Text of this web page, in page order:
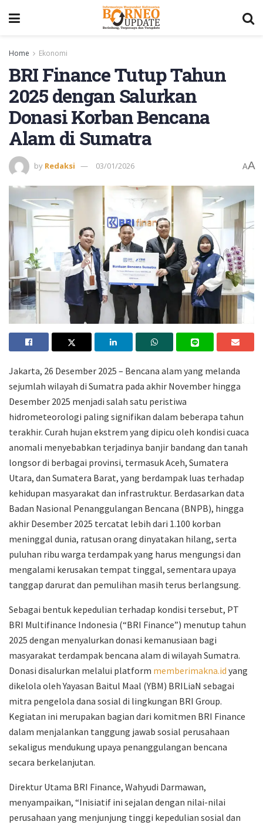
Home Ekonomi
BRI Finance Tutup Tahun
2025 dengan Salurkan
Donasi Korban Bencana
Alam di Sumatra
by Redaksi 03/01/2026 AA
Jakarta, 26 Desember 2025 – Bencana alam yang melanda
sejumlah wilayah di Sumatra pada akhir November hingga
Desember 2025 menjadi salah satu peristiwa
hidrometeorologi paling signifikan dalam beberapa tahun
terakhir. Curah hujan ekstrem yang dipicu oleh kondisi cuaca
anomali menyebabkan terjadinya banjir bandang dan tanah
longsor di berbagai provinsi, termasuk Aceh, Sumatera
Utara, dan Sumatera Barat, yang berdampak luas terhadap
kehidupan masyarakat dan infrastruktur. Berdasarkan data
Badan Nasional Penanggulangan Bencana (BNPB), hingga
akhir Desember 2025 tercatat lebih dari 1.100 korban
meninggal dunia, ratusan orang dinyatakan hilang, serta
puluhan ribu warga terdampak yang harus mengungsi dan
mengalami kerusakan tempat tinggal, sementara upaya
tanggap darurat dan pemulihan masih terus berlangsung.
Sebagai bentuk kepedulian terhadap kondisi tersebut, PT
BRI Multifinance Indonesia (“BRI Finance”) menutup tahun
2025 dengan menyalurkan donasi kemanusiaan bagi
masyarakat terdampak bencana alam di wilayah Sumatra.
Donasi disalurkan melalui platform memberimakna.id yang
dikelola oleh Yayasan Baitul Maal (YBM) BRILiaN sebagai
mitra pengelola dana sosial di lingkungan BRI Group.
Kegiatan ini merupakan bagian dari komitmen BRI Finance
dalam menjalankan tanggung jawab sosial perusahaan
sekaligus mendukung upaya penanggulangan bencana
secara berkelanjutan.
Direktur Utama BRI Finance, Wahyudi Darmawan,
menyampaikan, “Inisiatif ini sejalan dengan nilai-nilai
perusahaan yang menjunjung tinggi kepedulian sosial dan